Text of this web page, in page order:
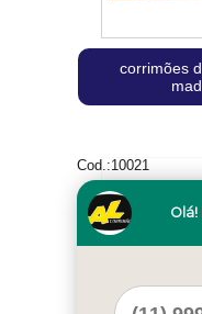
corrimões
Cod.:10021